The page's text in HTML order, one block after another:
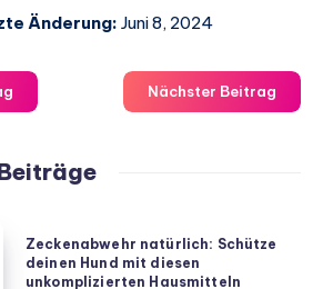
Änderung: Juni 8, 2024
Nächster Beitrag
Zeckenabwehr natürlich: Schütze
deinen Hund mit diesen
unkomplizierten Hausmitteln